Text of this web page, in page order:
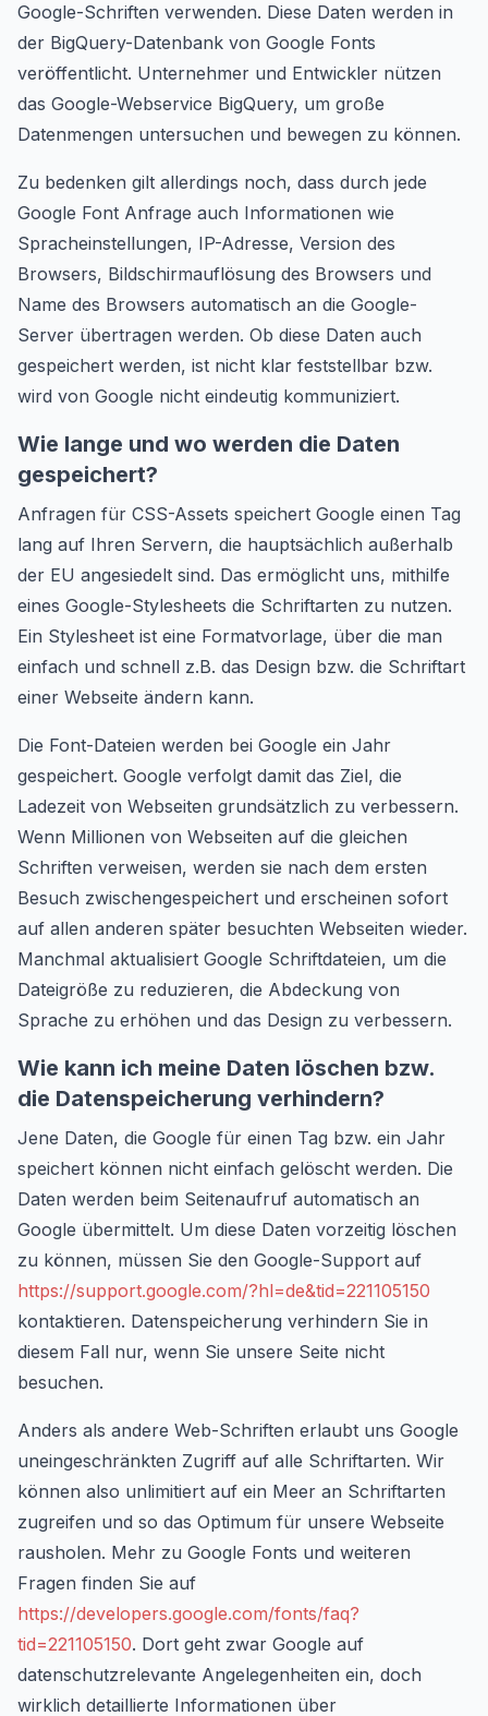
Google-Schriften verwenden. Diese Daten werden in
der BigQuery-Datenbank von Google Fonts
veröffentlicht. Unternehmer und Entwickler nützen
das Google-Webservice BigQuery, um große
Datenmengen untersuchen und bewegen zu können.
Zu bedenken gilt allerdings noch, dass durch jede
Google Font Anfrage auch Informationen wie
Spracheinstellungen, IP-Adresse, Version des
Browsers, Bildschirmauflösung des Browsers und
Name des Browsers automatisch an die Google-
Server übertragen werden. Ob diese Daten auch
gespeichert werden, ist nicht klar feststellbar bzw.
wird von Google nicht eindeutig kommuniziert.
Wie lange und wo werden die Daten
gespeichert?
Anfragen für CSS-Assets speichert Google einen Tag
lang auf Ihren Servern, die hauptsächlich außerhalb
der EU angesiedelt sind. Das ermöglicht uns, mithilfe
eines Google-Stylesheets die Schriftarten zu nutzen.
Ein Stylesheet ist eine Formatvorlage, über die man
einfach und schnell z.B. das Design bzw. die Schriftart
einer Webseite ändern kann.
Die Font-Dateien werden bei Google ein Jahr
gespeichert. Google verfolgt damit das Ziel, die
Ladezeit von Webseiten grundsätzlich zu verbessern.
Wenn Millionen von Webseiten auf die gleichen
Schriften verweisen, werden sie nach dem ersten
Besuch zwischengespeichert und erscheinen sofort
auf allen anderen später besuchten Webseiten wieder.
Manchmal aktualisiert Google Schriftdateien, um die
Dateigröße zu reduzieren, die Abdeckung von
Sprache zu erhöhen und das Design zu verbessern.
Wie kann ich meine Daten löschen bzw.
die Datenspeicherung verhindern?
Jene Daten, die Google für einen Tag bzw. ein Jahr
speichert können nicht einfach gelöscht werden. Die
Daten werden beim Seitenaufruf automatisch an
Google übermittelt. Um diese Daten vorzeitig löschen
zu können, müssen Sie den Google-Support auf
https://support.google.com/?hl=de&tid=221105150
kontaktieren. Datenspeicherung verhindern Sie in
diesem Fall nur, wenn Sie unsere Seite nicht
besuchen.
Anders als andere Web-Schriften erlaubt uns Google
uneingeschränkten Zugriff auf alle Schriftarten. Wir
können also unlimitiert auf ein Meer an Schriftarten
zugreifen und so das Optimum für unsere Webseite
rausholen. Mehr zu Google Fonts und weiteren
Fragen finden Sie auf
https://developers.google.com/fonts/faq?
tid=221105150. Dort geht zwar Google auf
datenschutzrelevante Angelegenheiten ein, doch
wirklich detaillierte Informationen über